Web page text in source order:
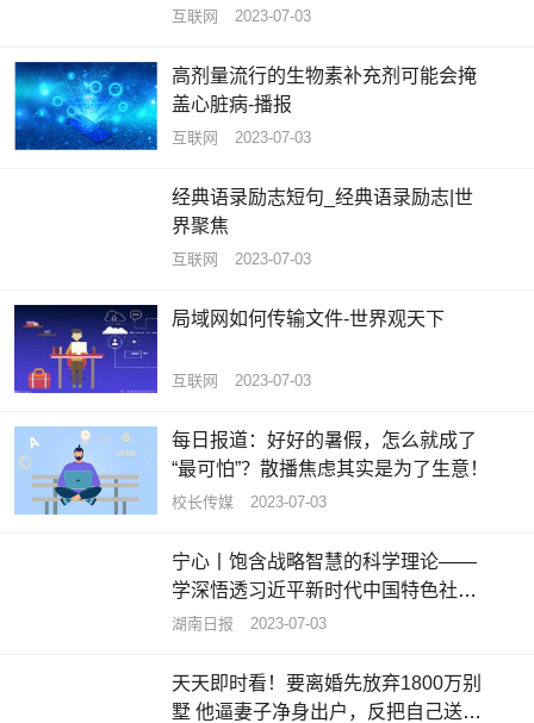
互联网 2023-07-03
高剂量流行的生物素补充剂可能会掩
盖心脏病-播报
互联网 2023-07-03
经典语录励志短句_经典语录励志|世
界聚焦
互联网 2023-07-03
局域网如何传输文件-世界观天下
互联网 2023-07-03
每日报道：好好的暑假，怎么就成了
“最可怕”？散播焦虑其实是为了生意！
校长传媒 2023-07-03
宁心丨饱含战略智慧的科学理论——
学深悟透习近平新时代中国特色社会
主义思想之六 热头条
湖南日报 2023-07-03
天天即时看！要离婚先放弃1800万别
墅 他逼妻子净身出户，反把自己送进